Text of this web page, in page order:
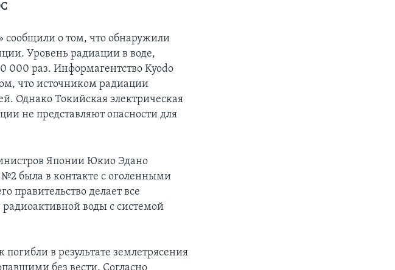
о том, что обнаружили
Уровень радиации в воде,
раз. Информагентство Kyodo
что источником радиации
Однако Токийская электрическая
не представляют опасности для
Японии Юкио Эдано
была в контакте с оголенными
правительство делает все
воды с системой
в результате землетрясения